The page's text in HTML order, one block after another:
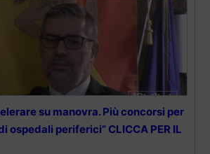
su manovra. Più concorsi per
ospedali periferici” CLICCA PER IL